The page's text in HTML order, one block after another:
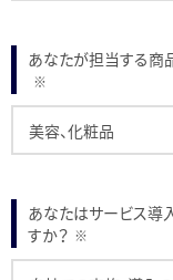
あなたが担当する商
※
あなたはサービス導
すか？ ※